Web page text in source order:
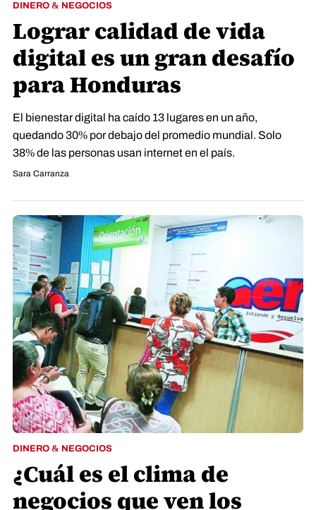
DINERO & NEGOCIOS
Lograr calidad de vida
digital es un gran desafío
para Honduras
El bienestar digital ha caído 13 lugares en un año,
quedando 30% por debajo del promedio mundial. Solo
38% de las personas usan internet en el país.
Sara Carranza
DINERO & NEGOCIOS
¿Cuál es el clima de
negocios que ven los